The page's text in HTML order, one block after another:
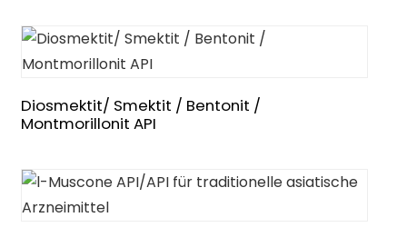
Diosmektit/ Smektit / Bentonit /
Montmorillonit API